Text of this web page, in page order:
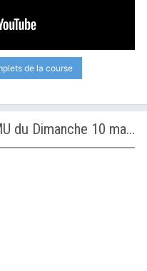
de la course
Les vidéos des courses PMU du Dimanche 10 mai 2026